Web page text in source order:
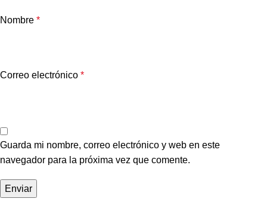
Nombre *
Correo electrónico *
Guarda mi nombre, correo electrónico y web en este
navegador para la próxima vez que comente.